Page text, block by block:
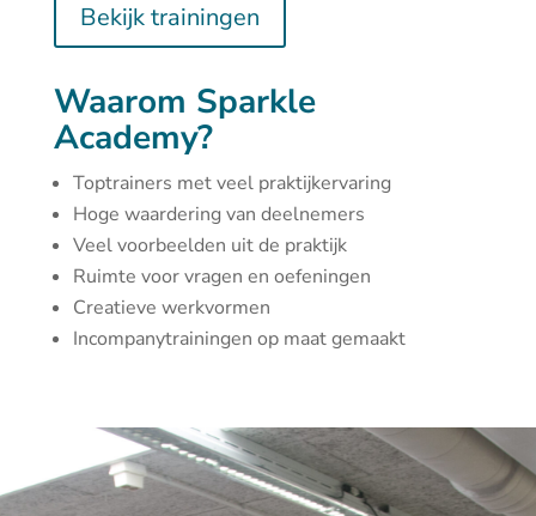
Bekijk trainingen
Waarom Sparkle
Academy?
Toptrainers met veel praktijkervaring
Hoge waardering van deelnemers
Veel voorbeelden uit de praktijk
Ruimte voor vragen en oefeningen
Creatieve werkvormen
Incompanytrainingen op maat gemaakt